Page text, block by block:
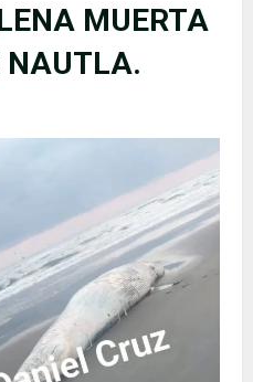
MUERTA
NAUTLA.